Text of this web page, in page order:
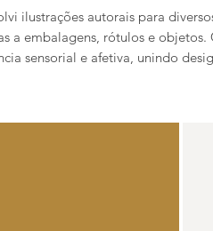
ilustrações autorais para
a embalagens, rótulos e
sensorial e afetiva, unindo